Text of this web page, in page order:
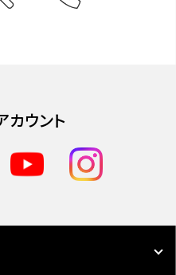
カウント